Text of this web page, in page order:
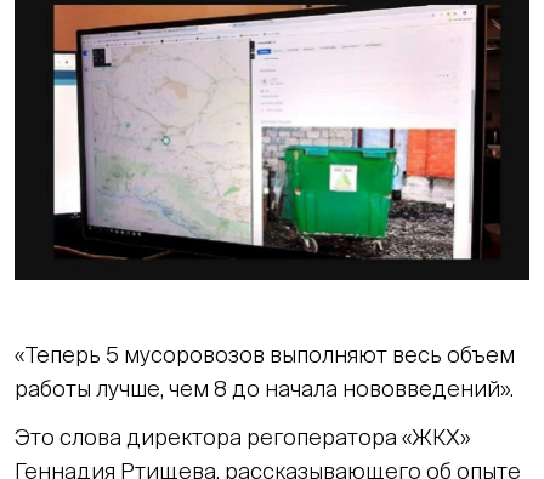
«Теперь 5 мусоровозов выполняют весь объем
работы лучше, чем 8 до начала нововведений».
Это слова директора регоператора «ЖКХ»
Геннадия Ртищева, рассказывающего об опыте